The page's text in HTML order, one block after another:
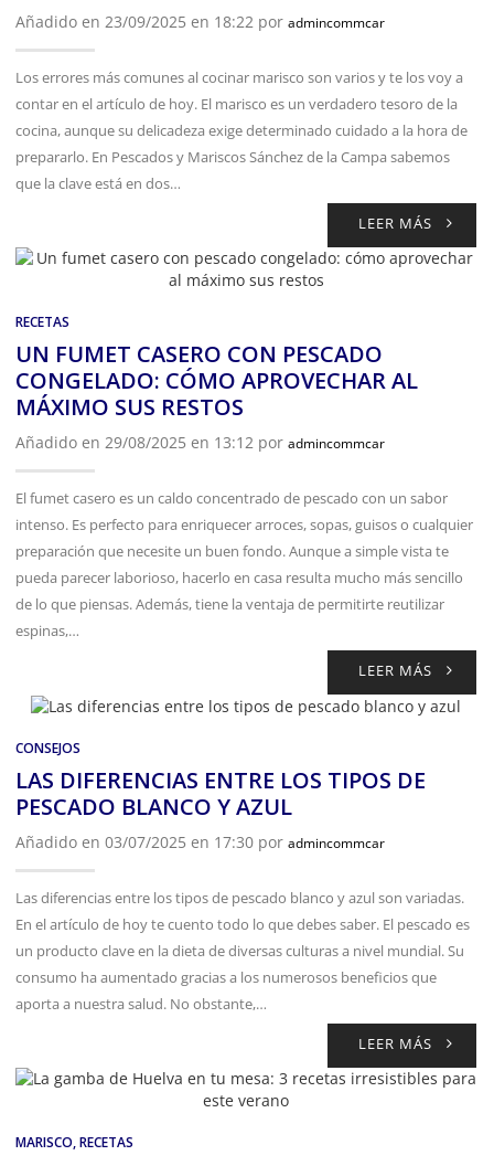
Añadido en 23/09/2025 en 18:22 por admincommcar
Los errores más comunes al cocinar marisco son varios y te los voy a
contar en el artículo de hoy. El marisco es un verdadero tesoro de la
cocina, aunque su delicadeza exige determinado cuidado a la hora de
prepararlo. En Pescados y Mariscos Sánchez de la Campa sabemos
que la clave está en dos…
LEER MÁS
RECETAS
UN FUMET CASERO CON PESCADO
CONGELADO: CÓMO APROVECHAR AL
MÁXIMO SUS RESTOS
Añadido en 29/08/2025 en 13:12 por admincommcar
El fumet casero es un caldo concentrado de pescado con un sabor
intenso. Es perfecto para enriquecer arroces, sopas, guisos o cualquier
preparación que necesite un buen fondo. Aunque a simple vista te
pueda parecer laborioso, hacerlo en casa resulta mucho más sencillo
de lo que piensas. Además, tiene la ventaja de permitirte reutilizar
espinas,…
LEER MÁS
CONSEJOS
LAS DIFERENCIAS ENTRE LOS TIPOS DE
PESCADO BLANCO Y AZUL
Añadido en 03/07/2025 en 17:30 por admincommcar
Las diferencias entre los tipos de pescado blanco y azul son variadas.
En el artículo de hoy te cuento todo lo que debes saber. El pescado es
un producto clave en la dieta de diversas culturas a nivel mundial. Su
consumo ha aumentado gracias a los numerosos beneficios que
aporta a nuestra salud. No obstante,…
LEER MÁS
MARISCO,RECETAS